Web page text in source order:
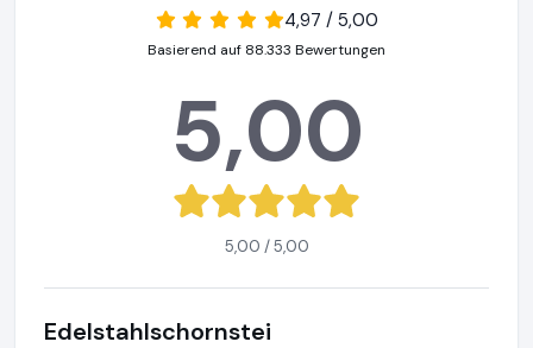
4,97 / 5,00
Basierend auf 88.333 Bewertungen
5,00
5,00 / 5,00
Edelstahlschornstei